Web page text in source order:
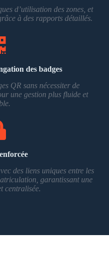
d’utilisation des zones, et
à des rapports détaillés.
des badges
QR sans nécessiter de
une gestion plus fluide et
des liens uniques entre les
garantissant une
centralisée.